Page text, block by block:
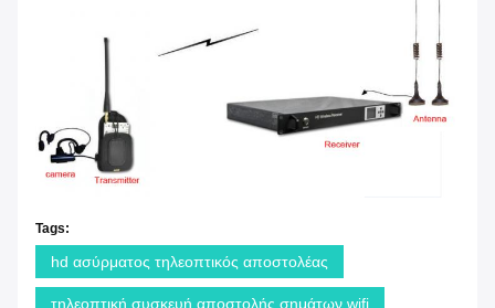
Tags:
hd ασύρματος τηλεοπτικός αποστολέας
τηλεοπτική συσκευή αποστολής σημάτων wifi